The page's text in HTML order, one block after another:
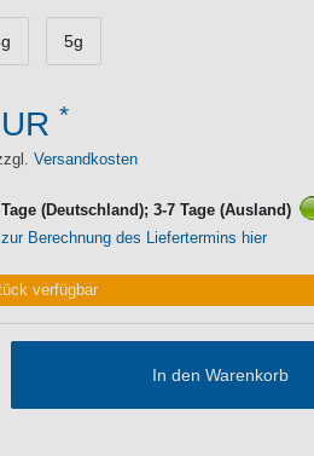
5g
*
Versandkosten
(Deutschland); 3-7 Tage (Ausland)
Berechnung des Liefertermins hier
verfügbar
In den Warenkorb